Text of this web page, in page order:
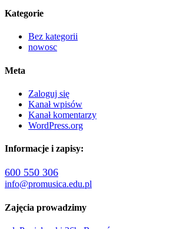
Kategorie
Bez kategorii
nowosc
Meta
Zaloguj się
Kanał wpisów
Kanał komentarzy
WordPress.org
Informacje i zapisy:
600 550 306
info@promusica.edu.pl
Zajęcia prowadzimy